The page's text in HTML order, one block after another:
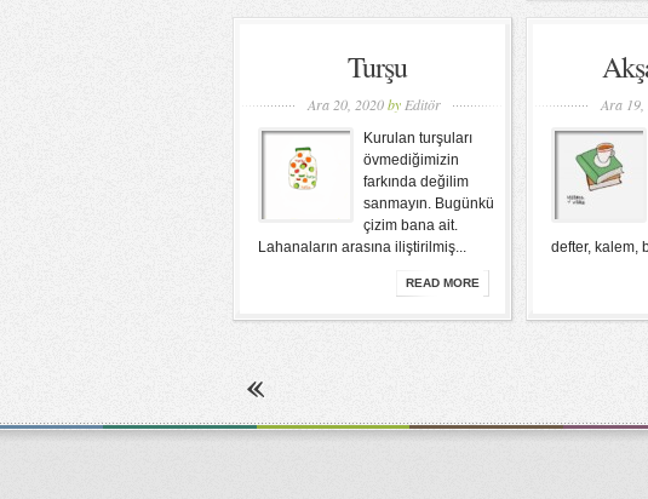
Turşu
Ara 20, 2020by Editör
Kurulan turşuları
övmediğimizin
farkında değilim
sanmayın. Bugünkü
çizim bana ait.
Lahanaların arasına iliştirilmiş...
READ MORE
Ara 19,
defter, kalem,